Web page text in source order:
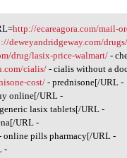
http://ecareagora.com/mail-
deweyandridgeway.com/
drug/lasix-price-walmart/ -
cialis/- cialis without a
cost/ - prednisone[/URL -
online[/URL -
lasix tablets[/URL -
URL -
online pills pharmacy[/URL -
-